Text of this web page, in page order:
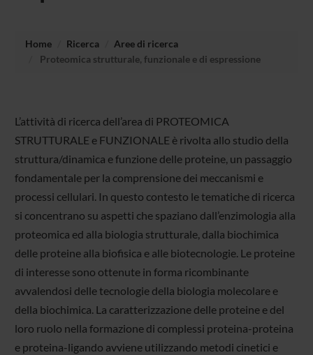
Home Ricerca
Aree di ricerca
Proteomica strutturale, funzionale e di espressione
L’attività di ricerca dell’area di PROTEOMICA
STRUTTURALE e FUNZIONALE è rivolta allo studio della
struttura/dinamica e funzione delle proteine, un passaggio
fondamentale per la comprensione dei meccanismi e
processi cellulari. In questo contesto le tematiche di ricerca
si concentrano su aspetti che spaziano dall’enzimologia alla
proteomica ed alla biologia strutturale, dalla biochimica
delle proteine alla biofisica e alle biotecnologie. Le proteine
di interesse sono ottenute in forma ricombinante
avvalendosi delle tecnologie della biologia molecolare e
della biochimica. La caratterizzazione delle proteine e del
loro ruolo nella formazione di complessi proteina-proteina
e proteina-ligando avviene utilizzando metodi cinetici e